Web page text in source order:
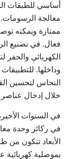
أساسي للطبقات
معالجة الرسومات.
ممتازة ويمكنه
فعال. في تصنيع
الكهربائي
وداخلها.
النحاس لتحسين
خلال إدخال
في السنوات
في ركائز وحدة
الأبعاد تتكون من
بموصلية كهربائية